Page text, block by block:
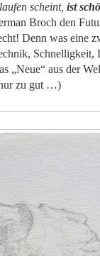
scheint, ist
Broch den
Denn was eine
Schnelligkeit,
„Neue“ aus der
zu gut …)